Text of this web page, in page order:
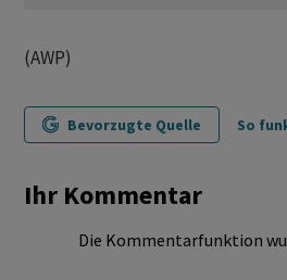
(AWP)
Bevorzugte Quelle So
Ihr Kommentar
Die Kommentarfunktion